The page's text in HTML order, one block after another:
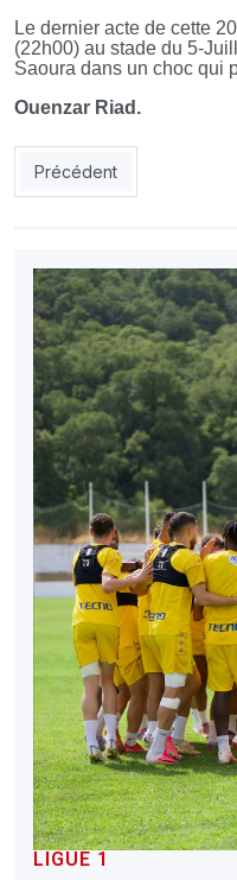
Le dernier acte de cette
(22h00) au stade du 5-
Saoura dans un choc qui
Ouenzar Riad.
Article précédent : MCO
Précédent
LIGUE 1